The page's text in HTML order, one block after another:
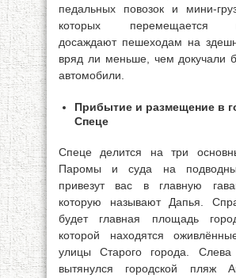
педальных повозок и мини-
которых перемещается
досаждают пешеходам на
вряд ли меньше, чем докучали
автомобили.
Прибытие и размещение в
Спеце
Спеце делится на три
Паромы и суда на
привезут вас в главную
которую называют Дапья.
будет главная площадь
которой находятся
улицы Старого города.
вытянулся городской пляж